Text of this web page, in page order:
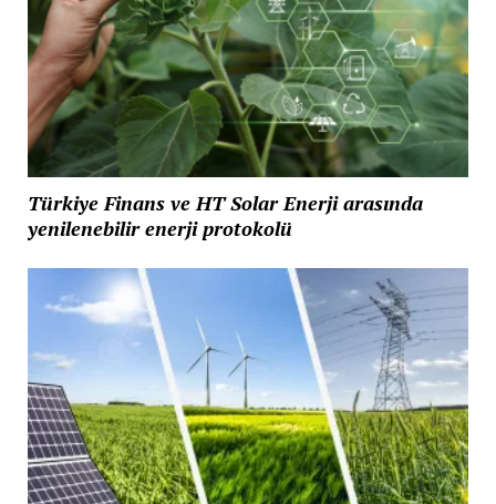
Türkiye Finans ve HT Solar Enerji arasında
yenilenebilir enerji protokolü